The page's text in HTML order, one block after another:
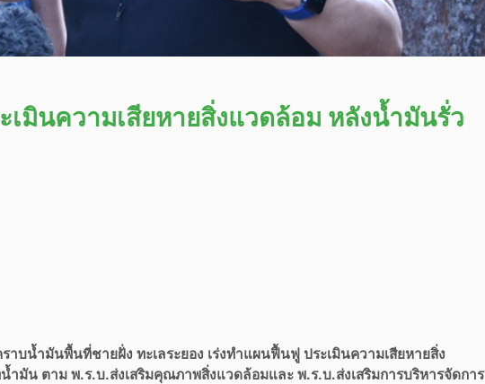
เมินความเสียหายสิ่งแวดล้อม หลังน้ำมันรั่ว
าบน้ำมันพื้นที่ชายฝั่ง ทะเลระยอง เร่งทำแผนฟื้นฟู ประเมินความเสียหายสิ่ง
น้ำมัน ตาม พ.ร.บ.ส่งเสริมคุณภาพสิ่งแวดล้อมและ พ.ร.บ.ส่งเสริมการบริหารจัดการ